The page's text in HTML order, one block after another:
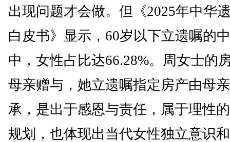
出现问题才会做。但《2025年中华
白皮书》显示，60岁以下立遗嘱的
中，女性占比达66.28%。周女士的
母亲赠与，她立遗嘱指定房产由母
承，是出于感恩与责任，属于理性
规划，也体现出当代女性独立意识